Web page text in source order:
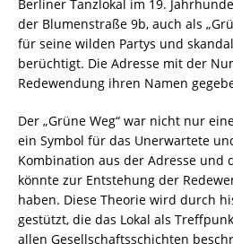
Berliner Tanzlokal im 19.
der Blumenstraße 9b, auch als
für seine wilden Partys und
berüchtigt. Die Adresse mit der
Redewendung ihren Namen
Der „Grüne Weg“ war nicht nur
ein Symbol für das Unerwartete
Kombination aus der Adresse und
könnte zur Entstehung der
haben. Diese Theorie wird durch
gestützt, die das Lokal als
allen Gesellschaftsschichten